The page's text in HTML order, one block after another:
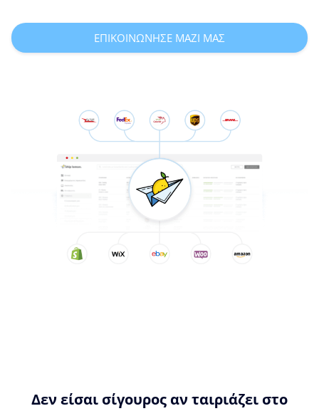
ΕΠΙΚΟΙΝΩΝΗΣΕ ΜΑΖΙ ΜΑΣ
Δεν είσαι σίγουρος αν ταιριάζει στο